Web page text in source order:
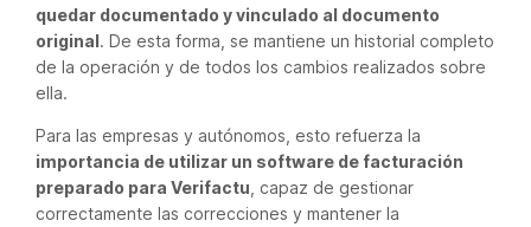
quedar documentado y vinculado al documento
original. De esta forma, se mantiene un historial completo
de la operación y de todos los cambios realizados sobre
ella.
Para las empresas y autónomos, esto refuerza la
importancia de utilizar un software de facturación
preparado para Verifactu , capaz de gestionar
correctamente las correcciones y mantener la